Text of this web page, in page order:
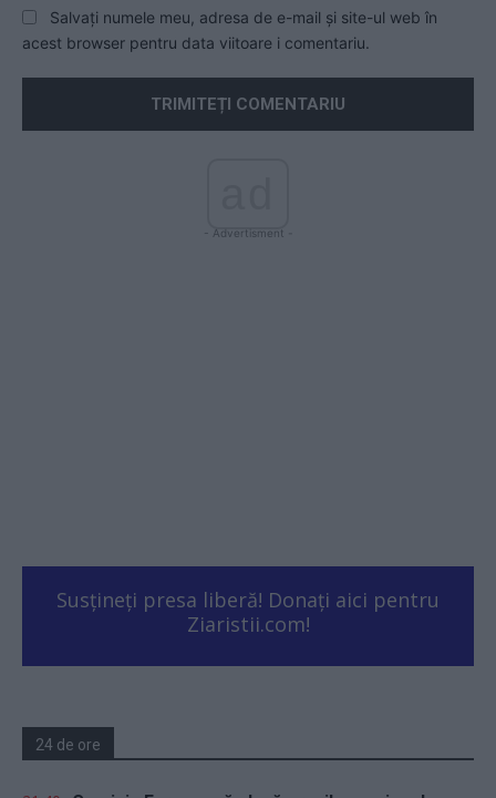
Salvați numele meu, adresa de e-mail și site-ul web în
acest browser pentru data viitoare i comentariu.
- Advertisment -
Susțineți presa liberă! Donați aici pentru
Ziaristii.com!
24 de ore